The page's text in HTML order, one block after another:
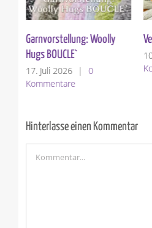
Garnvorstellung: Woolly
Hugs BOUCLE`
17. Juli 2026
|
0
Kommentare
Hinterlasse einen Kommentar